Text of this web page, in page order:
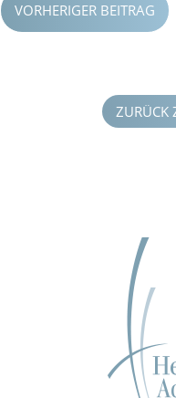
VORHERIGER BEITRAG
ZURÜCK